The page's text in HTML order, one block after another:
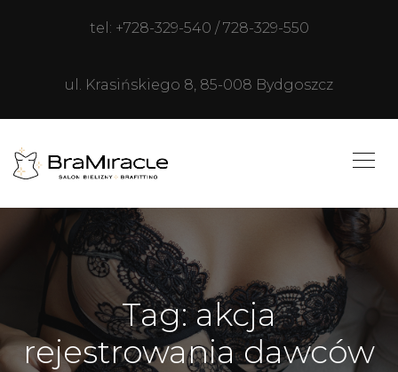
tel: +728-329-540 / 728-329-550
ul. Krasińskiego 8, 85-008 Bydgoszcz
Tag: akcja
rejestrowania dawców